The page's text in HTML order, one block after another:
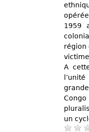
1959
région
A
un